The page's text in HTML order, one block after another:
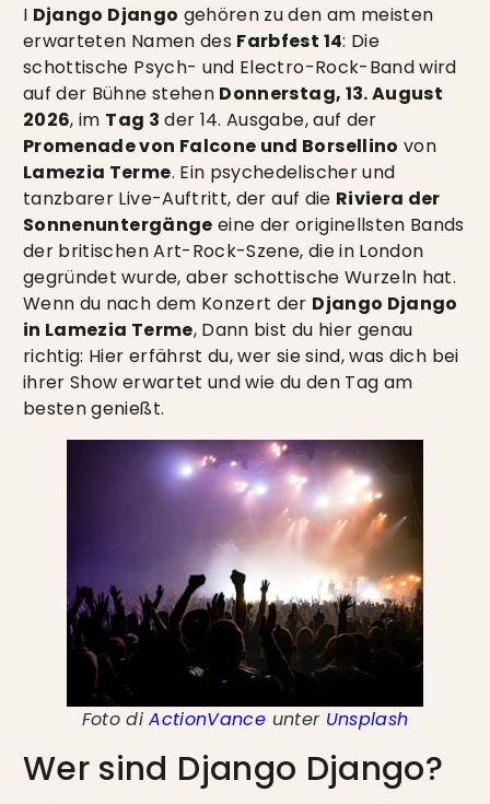
I Django Django gehören zu den am meisten
erwarteten Namen des Farbfest 14: Die
schottische Psych- und Electro-Rock-Band wird
auf der Bühne stehen Donnerstag, 13. August
2026, im Tag 3 der 14. Ausgabe, auf der
Promenade von Falcone und Borsellino von
Lamezia Terme. Ein psychedelischer und
tanzbarer Live-Auftritt, der auf die Riviera der
Sonnenuntergänge eine der originellsten Bands
der britischen Art-Rock-Szene, die in London
gegründet wurde, aber schottische Wurzeln hat.
Wenn du nach dem Konzert der Django Django
in Lamezia Terme, Dann bist du hier genau
richtig: Hier erfährst du, wer sie sind, was dich bei
ihrer Show erwartet und wie du den Tag am
besten genießt.
Foto diActionVance unter Unsplash
Wer sind Django Django?